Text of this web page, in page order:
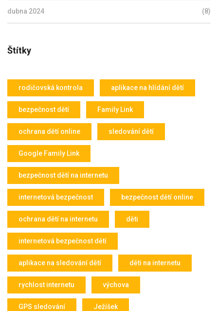
dubna 2024 (8)
Štítky
rodičovská kontrola aplikace na hlídání dětí
bezpečnost dětí Family Link
ochrana dětí online sledování dětí
Google Family Link
bezpečnost dětí na internetu
internetová bezpečnost bezpečnost dětí online
ochrana dětí na internetu děti
internetová bezpečnost dětí
aplikace na sledování dětí děti na internetu
rychlost internetu výchova
GPS sledování Ježíšek